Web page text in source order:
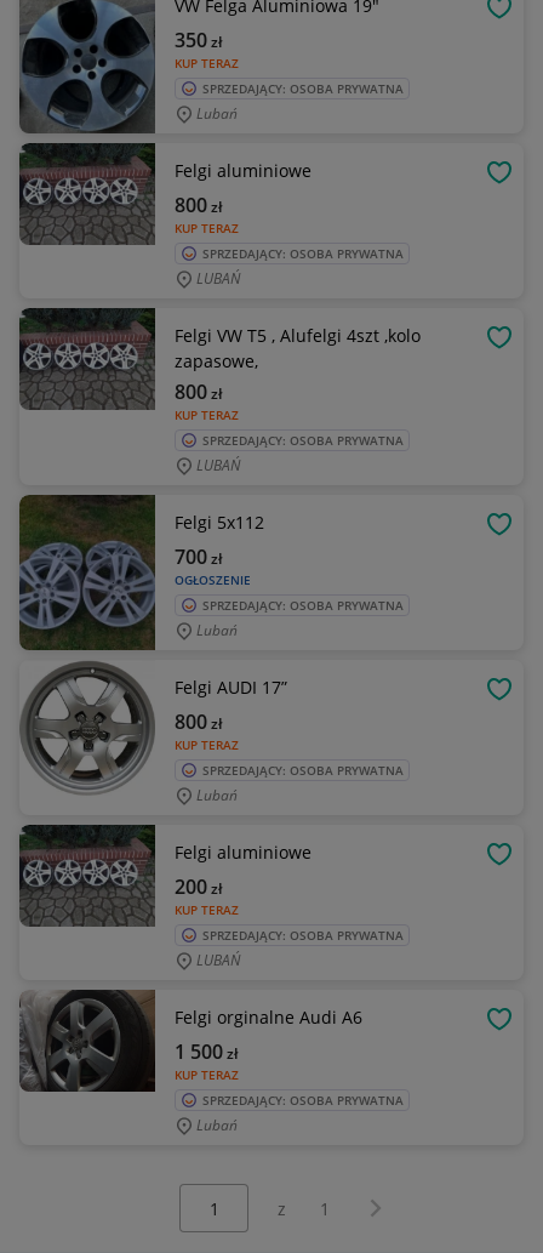
VW Felga Aluminiowa 19"
KUP TERAZ
350zł
SPRZEDAJĄCY: OSOBA PRYWATNA
Lubań
Felgi aluminiowe
KUP TERAZ
800zł
SPRZEDAJĄCY: OSOBA PRYWATNA
LUBAŃ
Felgi VW T5 , Alufelgi 4szt ,kolo
zapasowe,
KUP TERAZ
800zł
SPRZEDAJĄCY: OSOBA PRYWATNA
LUBAŃ
Felgi 5x112
OGŁOSZENIE
700zł
SPRZEDAJĄCY: OSOBA PRYWATNA
Lubań
Felgi AUDI 17”
KUP TERAZ
800zł
SPRZEDAJĄCY: OSOBA PRYWATNA
Lubań
Felgi aluminiowe
KUP TERAZ
200zł
SPRZEDAJĄCY: OSOBA PRYWATNA
LUBAŃ
Felgi orginalne Audi A6
KUP TERAZ
1 500zł
SPRZEDAJĄCY: OSOBA PRYWATNA
Lubań
z 1 Następna strona